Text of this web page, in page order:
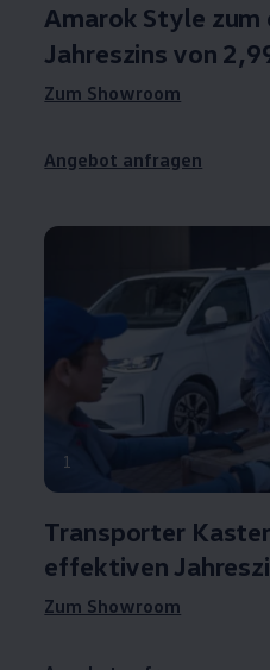
Amarok Style
Jahreszins von
Zum Showroom
Angebot anfragen
1
Transporter
effektiven
Zum Showroom